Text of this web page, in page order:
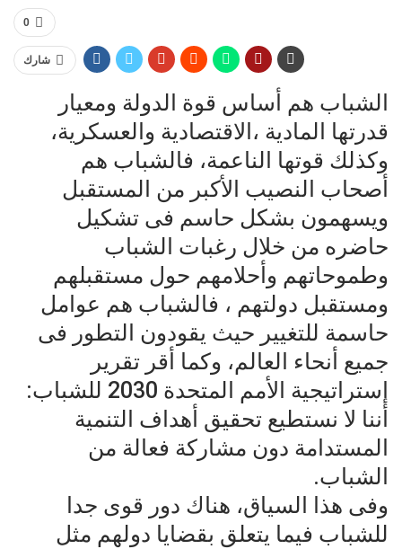
0
شارك
الشباب هم أساس قوة الدولة ومعيار
قدرتها المادية ،الاقتصادية والعسكرية،
وكذلك قوتها الناعمة، فالشباب هم
أصحاب النصيب الأكبر من المستقبل
ويسهمون بشكل حاسم فى تشكيل
حاضره من خلال رغبات الشباب
وطموحاتهم وأحلامهم حول مستقبلهم
ومستقبل دولتهم ، فالشباب هم عوامل
حاسمة للتغيير حيث يقودون التطور فى
جميع أنحاء العالم، وكما أقر تقرير
إستراتيجية الأمم المتحدة 2030 للشباب:
أننا لا نستطيع تحقيق أهداف التنمية
المستدامة دون مشاركة فعالة من
الشباب.
وفى هذا السياق، هناك دور قوى جدا
للشباب فيما يتعلق بقضايا دولهم مثل